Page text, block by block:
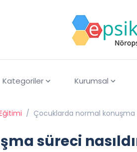
Kategoriler Kurumsal
/ Çocuklarda normal konuşma
süreci